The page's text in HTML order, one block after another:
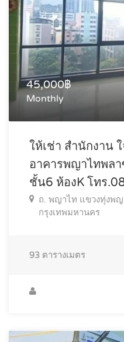
45,000฿
Monthly
ให้เช่า สำนักงาน
อาคารพญาไทพล
ชั้น6 ห้องK โทร
ถ. พญาไท แขวงทุ่งพญ
กรุงเทพมหานคร
93 ตารางเมตร